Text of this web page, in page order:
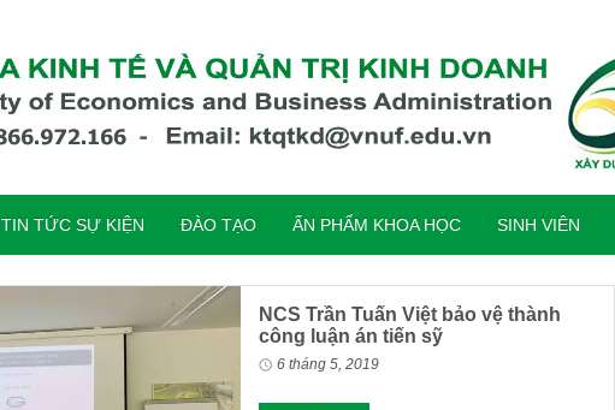
TIN TỨC SỰ KIỆN ĐÀO TẠO ẤN PHẨM KHOA HỌC SINH VIÊN
NCS Trần Tuấn Việt bảo vệ thành
công luận án tiến sỹ
6 tháng 5, 2019